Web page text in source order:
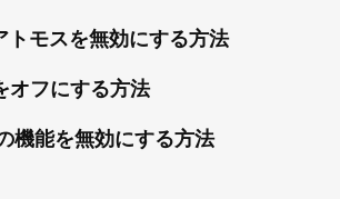
モスを無効にする方法
オフにする方法
機能を無効にする方法